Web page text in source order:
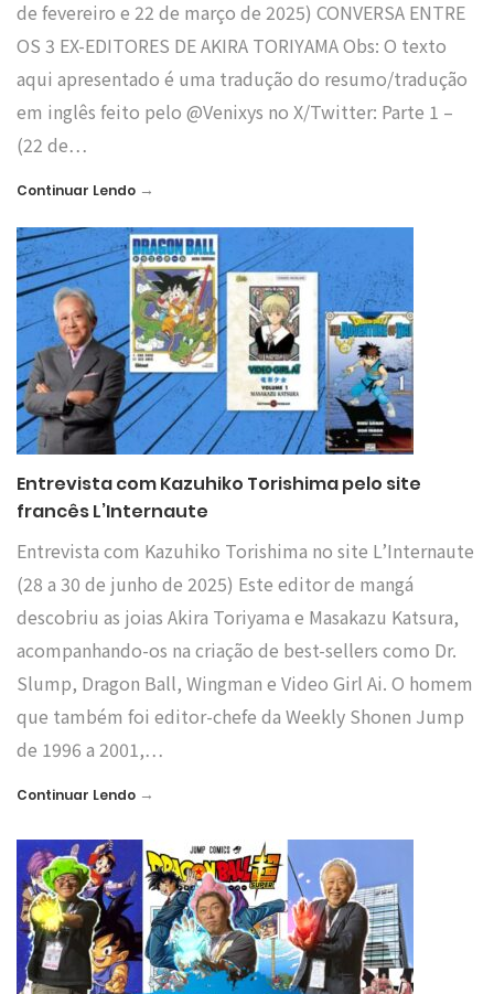
de fevereiro e 22 de março de 2025) CONVERSA ENTRE
OS 3 EX-EDITORES DE AKIRA TORIYAMA Obs: O texto
aqui apresentado é uma tradução do resumo/tradução
em inglês feito pelo @Venixys no X/Twitter: Parte 1 –
(22 de…
Continuar Lendo →
Entrevista com Kazuhiko Torishima pelo site
francês L’Internaute
Entrevista com Kazuhiko Torishima no site L’Internaute
(28 a 30 de junho de 2025) Este editor de mangá
descobriu as joias Akira Toriyama e Masakazu Katsura,
acompanhando-os na criação de best-sellers como Dr.
Slump, Dragon Ball, Wingman e Video Girl Ai. O homem
que também foi editor-chefe da Weekly Shonen Jump
de 1996 a 2001,…
Continuar Lendo →